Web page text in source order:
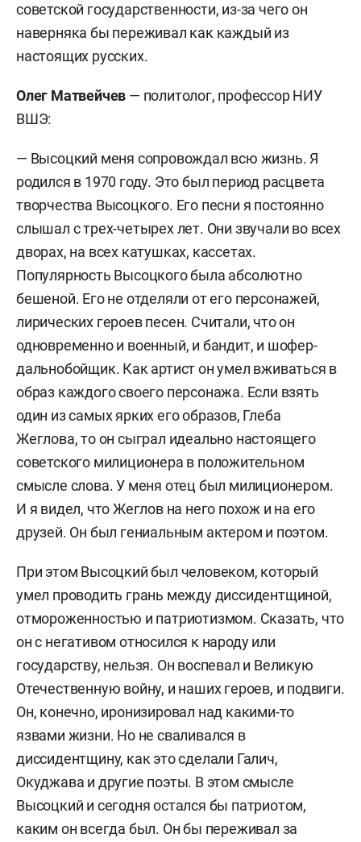
советской государственности, из-за чего он
наверняка бы переживал как каждый из
настоящих русских.
Олег Матвейчев — политолог, профессор НИУ
ВШЭ:
— Высоцкий меня сопровождал всю жизнь. Я
родился в 1970 году. Это был период расцвета
творчества Высоцкого. Его песни я постоянно
слышал с трех-четырех лет. Они звучали во всех
дворах, на всех катушках, кассетах.
Популярность Высоцкого была абсолютно
бешеной. Его не отделяли от его персонажей,
лирических героев песен. Считали, что он
одновременно и военный, и бандит, и шофер-
дальнобойщик. Как артист он умел вживаться в
образ каждого своего персонажа. Если взять
один из самых ярких его образов, Глеба
Жеглова, то он сыграл идеально настоящего
советского милиционера в положительном
смысле слова. У меня отец был милиционером.
И я видел, что Жеглов на него похож и на его
друзей. Он был гениальным актером и поэтом.
При этом Высоцкий был человеком, который
умел проводить грань между диссидентщиной,
отмороженностью и патриотизмом. Сказать, что
он с негативом относился к народу или
государству, нельзя. Он воспевал и Великую
Отечественную войну, и наших героев, и подвиги.
Он, конечно, иронизировал над какими-то
язвами жизни. Но не сваливался в
диссидентщину, как это сделали Галич,
Окуджава и другие поэты. В этом смысле
Высоцкий и сегодня остался бы патриотом,
каким он всегда был. Он бы переживал за